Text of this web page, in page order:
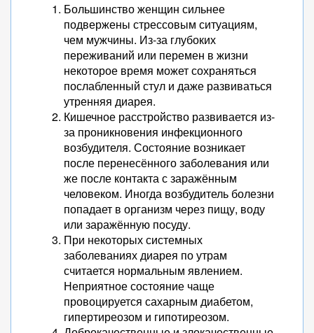
Большинство женщин сильнее
подвержены стрессовым ситуациям,
чем мужчины. Из-за глубоких
переживаний или перемен в жизни
некоторое время может сохраняться
послабленный стул и даже развиваться
утренняя диарея.
Кишечное расстройство развивается из-
за проникновения инфекционного
возбудителя. Состояние возникает
после перенесённого заболевания или
же после контакта с заражённым
человеком. Иногда возбудитель болезни
попадает в организм через пищу, воду
или заражённую посуду.
При некоторых системных
заболеваниях диарея по утрам
считается нормальным явлением.
Неприятное состояние чаще
провоцируется сахарным диабетом,
гипертиреозом и гипотиреозом.